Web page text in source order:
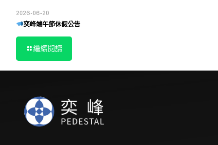
2026-06-20
奕峰端午節休假公告
繼續閱讀